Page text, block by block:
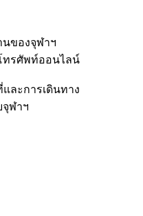
นของจุฬาฯ
ทรศัพท์ออนไลน์
ละการเดินทาง
ฬาฯ